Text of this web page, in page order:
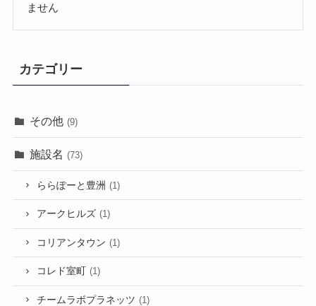
ません
カテゴリー
その他 (9)
施設名 (73)
ららぽーと豊洲 (1)
アークヒルズ (1)
コリアンタウン (1)
コレド室町 (1)
チームラボプラネッツ (1)